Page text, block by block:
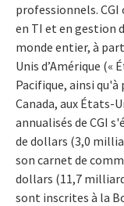
professionnels.
en TI et en gestion
monde entier, à
Unis d’Amérique («
Pacifique, ainsi
Canada, aux États-
annualisés de CGI
de dollars (3,0
son carnet de
dollars (11,7
sont inscrites à la